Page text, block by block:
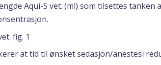
Aqui-S vet. (ml) som tilsettes
at tid til ønsket sedasjon/anestesi